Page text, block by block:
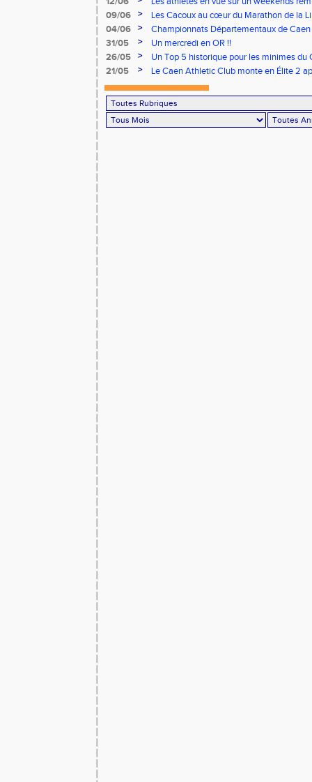
09/06
>
Les Cacoux au cœur du Marathon de la
04/06
>
Championnats Départementaux de
rendez-vous
31/05 >
Un mercredi en OR !!
26/05
>
Un Top 5 historique pour les minimes du
Finale Nationale Equip’Athlé !
21/05 >
Le Caen Athletic Club monte en Élite 2